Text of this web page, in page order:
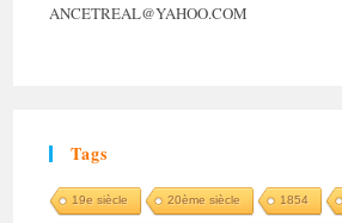
ANCETREAL@YAHOO.COM
Tags
19e siècle 20ème siècle 1854